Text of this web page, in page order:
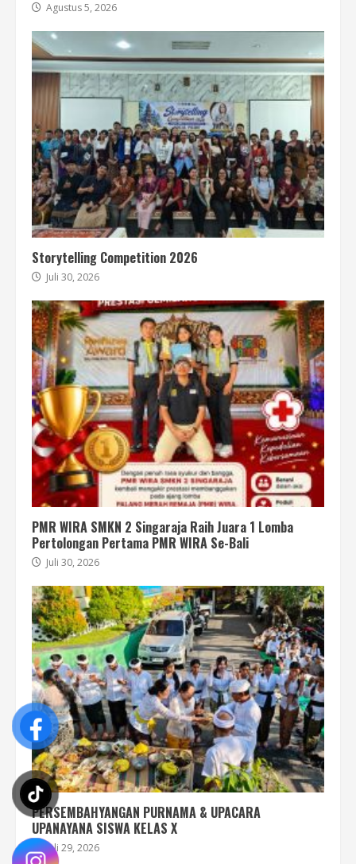
Agustus 5, 2026
Storytelling Competition 2026
Juli 30, 2026
PMR WIRA SMKN 2 Singaraja Raih Juara 1 Lomba
Pertolongan Pertama PMR WIRA Se-Bali
Juli 30, 2026
PERSEMBAHYANGAN PURNAMA & UPACARA
UPANAYANA SISWA KELAS X
Juli 29, 2026